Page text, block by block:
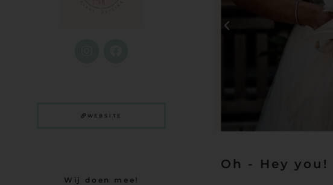
WEBSITE
Wij doen mee!
Oh - Hey you!